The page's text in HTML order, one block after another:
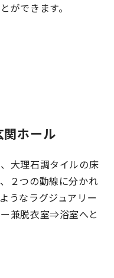
ができます。
ホール
大理石調タイルの床
２つの動線に分かれ
うなラグジュアリー
兼脱衣室⇒浴室へと